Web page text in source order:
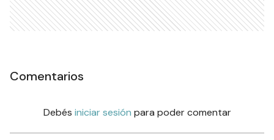
Comentarios
Debés iniciar sesión para poder comentar